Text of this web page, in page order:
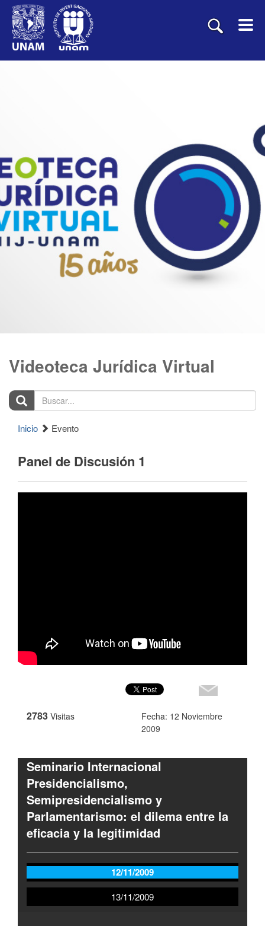
Videoteca Jurídica Virtual
Buscar...
Inicio Evento
Panel de Discusión 1
2783 Visitas
Fecha: 12 Noviembre
2009
Seminario Internacional
Presidencialismo,
Semipresidencialismo y
Parlamentarismo: el dilema entre la
eficacia y la legitimidad
12/11/2009
13/11/2009